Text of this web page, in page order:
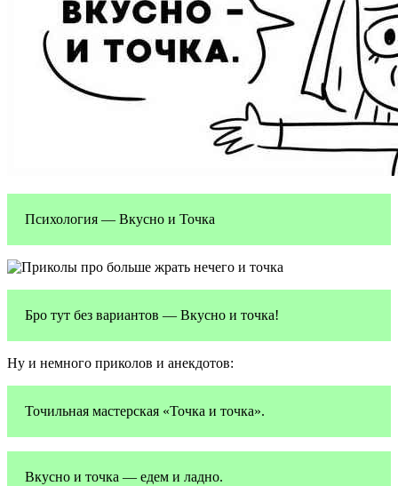
Психология — Вкусно и Точка
Бро тут без вариантов — Вкусно и точка!
Ну и немного приколов и анекдотов:
Точильная мастерская «Точка и точка».
Вкусно и точка — едем и ладно.